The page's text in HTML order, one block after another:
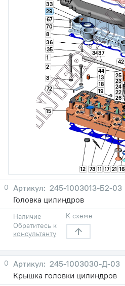
1
2
3
8
11
12
13
15
16
17
18
19
21
22
23
24
25
26
29
33
34
35
36
37
42
44
67
70
72
73
0
245-1003013-Б2-03
Головка цилиндров
Наличие
Обратитесь к
консультанту
К схеме
0
245-1003030-Д-03
Крышка головки цилиндров